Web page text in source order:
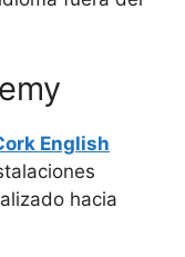
English
hacia